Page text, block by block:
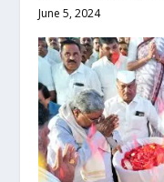
June 5, 2024